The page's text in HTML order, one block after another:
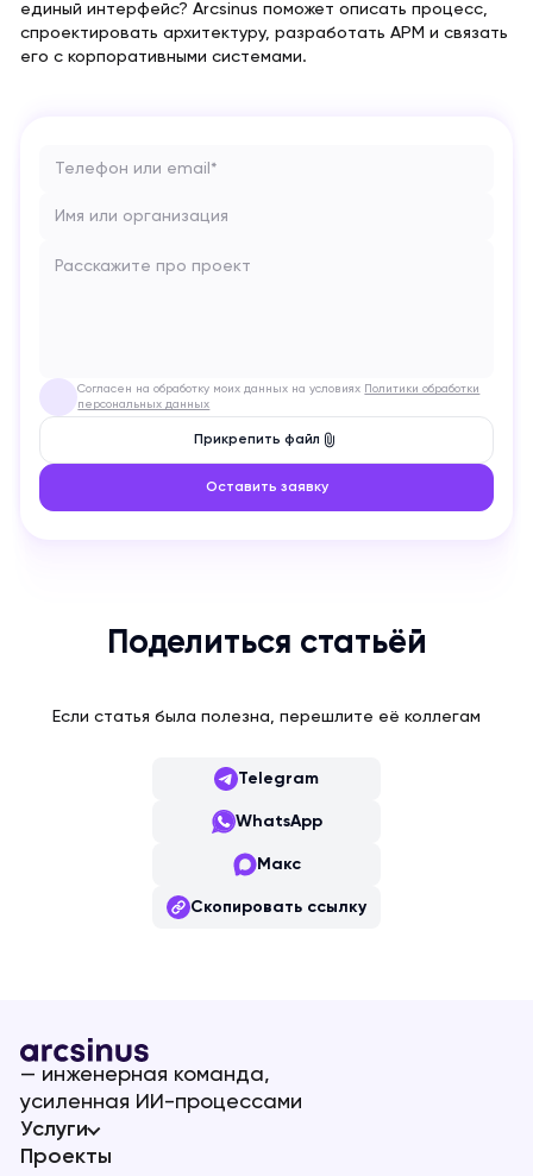
единый интерфейс? Arcsinus поможет описать процесс,
спроектировать архитектуру, разработать АРМ и связать
его с корпоративными системами.
Телефон или email*
Имя или организация
Расскажите про проект
Согласен на обработку моих данных на условиях Политики обработки
персональных данных
Прикрепить файл
Оставить заявку
Поделиться статьёй
Если статья была полезна, перешлите её коллегам
Telegram
WhatsApp
Макс
Скопировать ссылку
— инженерная команда,
усиленная ИИ-процессами
Услуги
Проекты